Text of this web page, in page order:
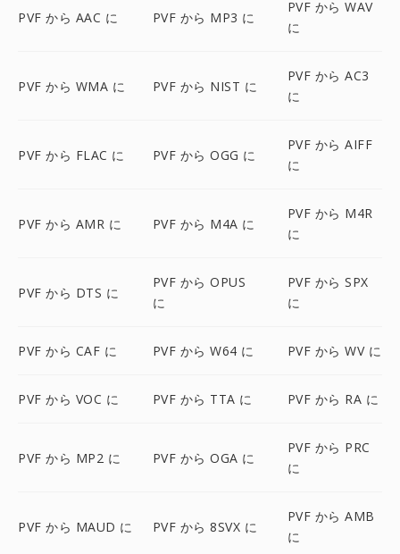
PVF から AAC に PVF から MP3 に
PVF から WAV
に
PVF から WMA に PVF から NIST に
PVF から AC3
に
PVF から FLAC に PVF から OGG に
PVF から AIFF
に
PVF から AMR に PVF から M4A に
PVF から M4R
に
PVF から DTS に
PVF から OPUS
に
PVF から SPX
に
PVF から CAF に PVF から W64 に PVF から WV に
PVF から VOC に PVF から TTA に PVF から RA に
PVF から MP2 に PVF から OGA に
PVF から PRC
に
PVF から MAUD に PVF から 8SVX に
PVF から AMB
に